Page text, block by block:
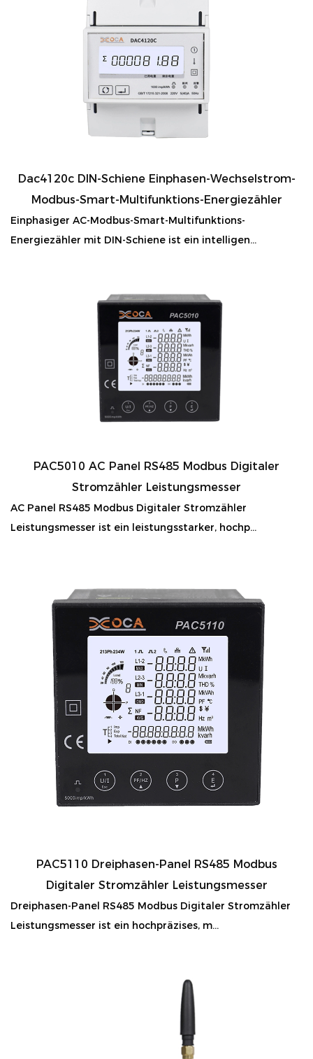
Dac4120c DIN-Schiene Einphasen-Wechselstrom-
Modbus-Smart-Multifunktions-Energiezähler
Einphasiger AC-Modbus-Smart-Multifunktions-
Energiezähler mit DIN-Schiene ist ein intelligen...
PAC5010 AC Panel RS485 Modbus Digitaler
Stromzähler Leistungsmesser
AC Panel RS485 Modbus Digitaler Stromzähler
Leistungsmesser ist ein leistungsstarker, hochp...
PAC5110 Dreiphasen-Panel RS485 Modbus
Digitaler Stromzähler Leistungsmesser
Dreiphasen-Panel RS485 Modbus Digitaler Stromzähler
Leistungsmesser ist ein hochpräzises, m...